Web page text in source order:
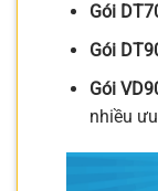
Gói
Gói
Gói
nhiều